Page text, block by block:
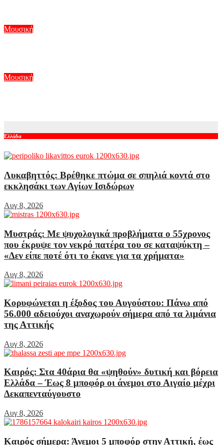
Μουσική
Μουσική
Ελλάδα
Λυκαβηττός: Βρέθηκε πτώμα σε σπηλιά κοντά στο
εκκλησάκι των Αγίων Ισιδώρων
Αυγ 8, 2026
Μυστράς: Με ψυχολογικά προβλήματα ο 55χρονος
που έκρυψε τον νεκρό πατέρα του σε καταψύκτη –
«Δεν είπε ποτέ ότι το έκανε για τα χρήματα»
Αυγ 8, 2026
Κορυφώνεται η έξοδος του Αυγούστου: Πάνω από
56.000 αδειούχοι αναχωρούν σήμερα από τα λιμάνια
της Αττικής
Αυγ 8, 2026
Καιρός: Στα 40άρια θα «ψηθούν» δυτική και βόρεια
Ελλάδα – Έως 8 μποφόρ οι άνεμοι στο Αιγαίο μέχρι
Δεκαπενταύγουστο
Αυγ 8, 2026
Καιρός σήμερα: Άνεμοι 5 μποφόρ στην Αττική, έως